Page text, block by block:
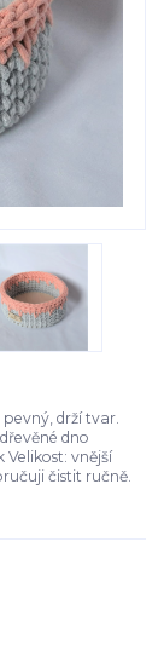
drží tvar.
dno
vnější
čistit ručně.